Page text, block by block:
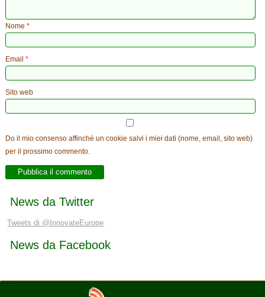
Nome*
Email*
Sito web
Do il mio consenso affinché un cookie salvi i miei dati (nome, email, sito web)
per il prossimo commento.
News da Twitter
Tweets di @InnovateEurope
News da Facebook